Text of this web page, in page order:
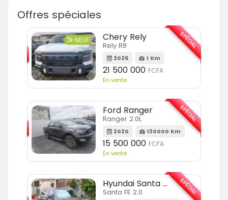
Offres spéciales
NEUF Chery Rely
Rely R8
2026 1 Km
21 500 000 FCFA
En vente
SPÉCIAL
Ford Ranger
Ranger 2.0L
2020 130000 Km
15 500 000 FCFA
En vente
SPÉCIAL
Hyundai Santa FE
Santa FE 2.0 SPÉCIAL